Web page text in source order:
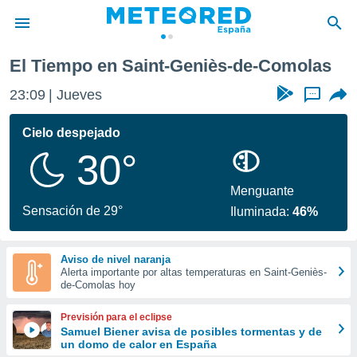
de
por
se
calidad.
a este
las
y
forma
digital
basada
El Tiempo en Saint-Geniès-de-Comolas
23:09 Jueves ...
Cielo despejado
30°
Sensación de 29°
Menguante
Iluminada:46%
Aviso de nivel naranja
Alerta importante por altas temperaturas en Saint-Geniès-
de-Comolas hoy
Previsión para el eclipse
Samuel Biener avisa de posibles tormentas y de
un domo de calor en España